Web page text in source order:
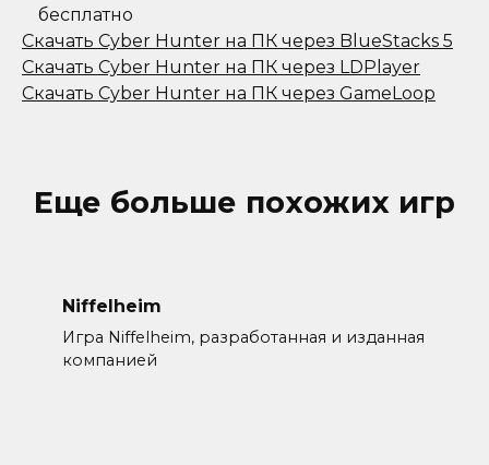
бесплатно
Скачать Cyber Hunter на ПК через BlueStacks 5
Скачать Cyber Hunter на ПК через LDPlayer
Скачать Cyber Hunter на ПК через GameLoop
Еще больше похожих игр
Niffelheim
Игра Niffelheim, разработанная и изданная
компанией